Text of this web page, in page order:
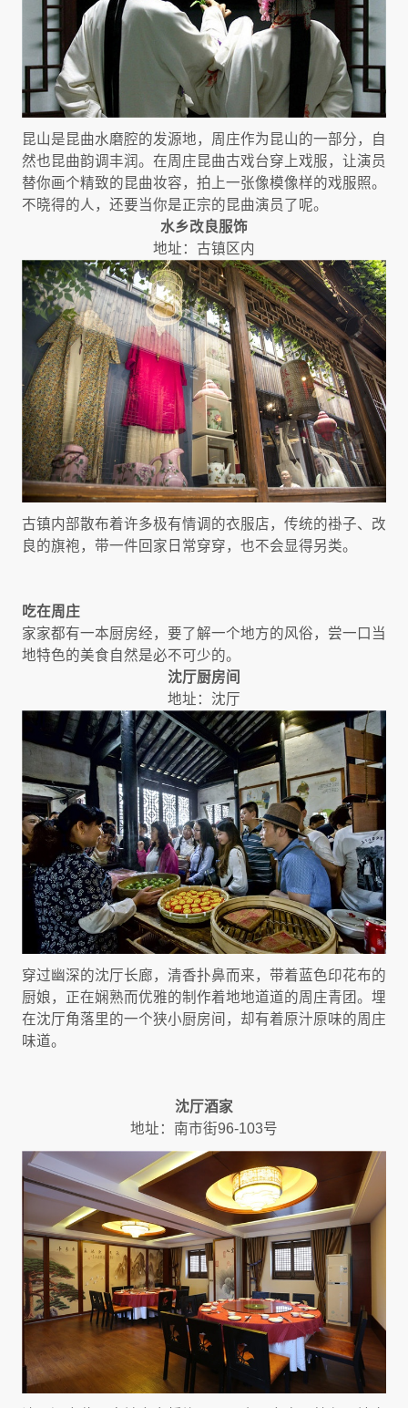
昆山是昆曲水磨腔的发源地，周庄作为昆山的一部分，自
然也昆曲韵调丰润。在周庄昆曲古戏台穿上戏服，让演员
替你画个精致的昆曲妆容，拍上一张像模像样的戏服照。
不晓得的人，还要当你是正宗的昆曲演员了呢。
水乡改良服饰
地址：古镇区内
古镇内部散布着许多极有情调的衣服店，传统的褂子、改
良的旗袍，带一件回家日常穿穿，也不会显得另类。
吃在周庄
家家都有一本厨房经，要了解一个地方的风俗，尝一口当
地特色的美食自然是必不可少的。
沈厅厨房间
地址：沈厅
穿过幽深的沈厅长廊，清香扑鼻而来，带着蓝色印花布的
厨娘，正在娴熟而优雅的制作着地地道道的周庄青团。埋
在沈厅角落里的一个狭小厨房间，却有着原汁原味的周庄
味道。
沈厅酒家
地址：南市街96-103号